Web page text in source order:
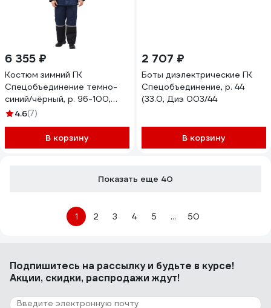
6 355 ₽
Костюм зимний ГК
Спецобъединение темно-
синий/чёрный, р. 96-100,
рост 182-188 Кос 300/
4.6(7)
В корзину
2 707 ₽
Боты диэлектрические ГК
Спецобъединение, р. 44
(33.0, Диэ 003/44
В корзину
Показать еще 40
1 2 3 4 5 ... 50
Подпишитесь на рассылкуи будьте в курсе!
Акции, скидки, распродажи ждут!